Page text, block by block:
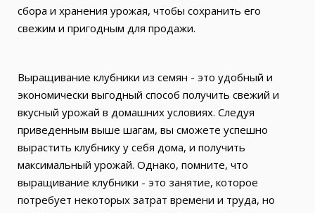
сбора и хранения урожая, чтобы сохранить его
свежим и пригодным для продажи.
Выращивание клубники из семян - это удобный и
экономически выгодный способ получить свежий и
вкусный урожай в домашних условиях. Следуя
приведенным выше шагам, вы сможете успешно
вырастить клубнику у себя дома, и получить
максимальный урожай. Однако, помните, что
выращивание клубники - это занятие, которое
потребует некоторых затрат времени и труда, но